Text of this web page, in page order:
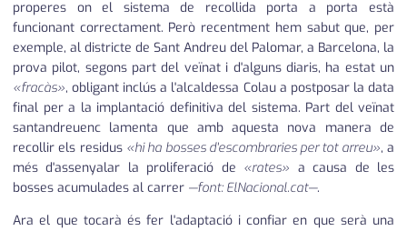
properes on el sistema de recollida porta a porta està
funcionant correctament. Però recentment hem sabut que, per
exemple, al districte de Sant Andreu del Palomar, a Barcelona, la
prova pilot, segons part del veïnat i d'alguns diaris, ha estat un
«fracàs», obligant inclús a l'alcaldessa Colau a postposar la data
final per a la implantació definitiva del sistema. Part del veïnat
santandreuenc lamenta que amb aquesta nova manera de
recollir els residus «hi ha bosses d'escombraries per tot arreu», a
més d'assenyalar la proliferació de «rates» a causa de les
bosses acumulades al carrer —font: ElNacional.cat—.
Ara el que tocarà és fer l'adaptació i confiar en que serà una